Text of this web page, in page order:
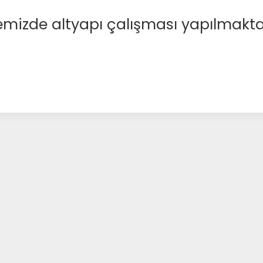
altyapı çalışması